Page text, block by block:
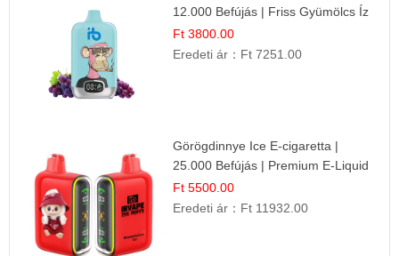
12.000 Befújás | Friss Gyümölcs Íz
Ft 3800.00
Eredeti ár： Ft 7251.00
Görögdinnye Ice E-cigaretta |
25.000 Befújás | Premium E-Liquid
Ft 5500.00
Eredeti ár： Ft 11932.00